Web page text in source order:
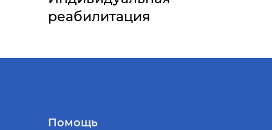
реабилитация
Помощь